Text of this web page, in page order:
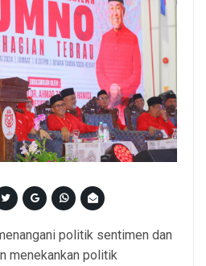
politik sentimen dan
menekankan politik